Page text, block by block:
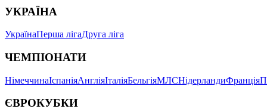
УКРАЇНА
УкраїнаПерша лігаДруга ліга
ЧЕМПІОНАТИ
НімеччинаІспаніяАнгліяІталіяБельгіяМЛСНідерландиФранція
ЄВРОКУБКИ